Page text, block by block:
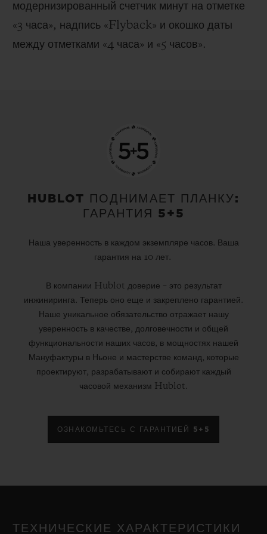
модернизированный счетчик минут на отметке
«3 часа», надпись «Flyback» и окошко даты
между отметками «4 часа» и «5 часов».
HUBLOT ПОДНИМАЕТ ПЛАНКУ:
ГАРАНТИЯ 5+5
Наша уверенность в каждом экземпляре часов. Ваша
гарантия на 10 лет.
В компании Hublot доверие – это результат
инжиниринга. Теперь оно еще и закреплено гарантией.
Наше уникальное обязательство отражает нашу
уверенность в качестве, долговечности и общей
функциональности наших часов, в мощностях нашей
Мануфактуры в Ньоне и мастерстве команд, которые
проектируют, разрабатывают и собирают каждый
часовой механизм Hublot.
ОЗНАКОМЬТЕСЬ С ГАРАНТИЕЙ 5+5
ТЕХНИЧЕСКИЕ ХАРАКТЕРИСТИКИ